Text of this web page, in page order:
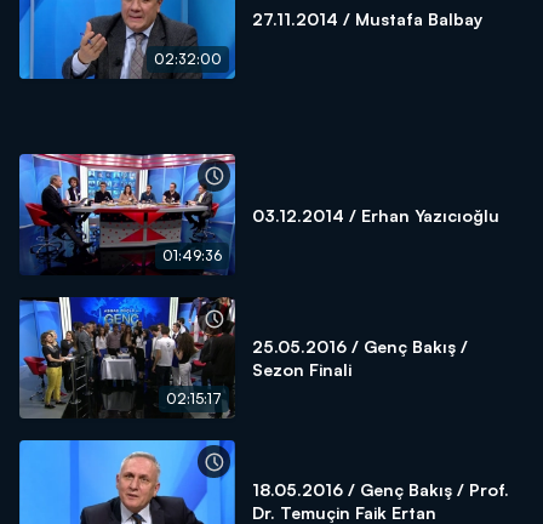
02:32:00
27.11.2014 / Mustafa Balbay
01:49:36
03.12.2014 / Erhan Yazıcıoğlu
02:15:17
25.05.2016 / Genç Bakış /
Sezon Finali
18.05.2016 / Genç Bakış / Prof.
Dr. Temuçin Faik Ertan